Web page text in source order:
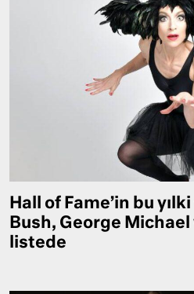
Hall of Fame’in bu yılki
Bush, George
listede